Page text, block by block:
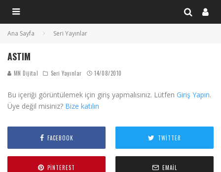
Ana Sayfa Seri Yayınlar
ASTIM
MN Dijital Seri Yayınlar 14/08/2010
Bu içeriği görüntülemek için giriş yapmalısınız. Lütfen Giriş Yapın.
Üye değil misiniz? Bize katılın
FACEBOOK TWITTER
PINTEREST EMAIL